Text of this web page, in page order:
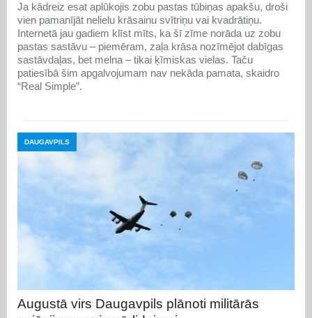
Ja kādreiz esat aplūkojis zobu pastas tūbiņas apakšu, droši
vien pamanījāt nelielu krāsainu svītriņu vai kvadrātiņu.
Internetā jau gadiem klīst mīts, ka šī zīme norāda uz zobu
pastas sastāvu – piemēram, zaļa krāsa nozīmējot dabīgas
sastāvdaļas, bet melna – tikai ķīmiskas vielas. Taču
patiesībā šim apgalvojumam nav nekāda pamata, skaidro
“Real Simple”.
DAUGAVPILS
Augustā virs Daugavpils plānoti militārās